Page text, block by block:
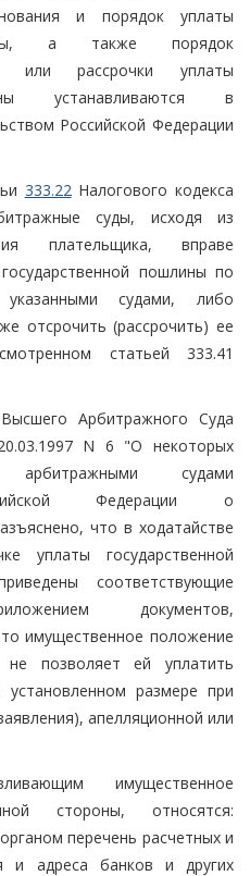
и порядок уплаты
а также порядок
или рассрочки уплаты
устанавливаются в
Российской Федерации
333.22 Налогового кодекса
суды, исходя из
плательщика, вправе
пошлины по
судами, либо
отсрочить (рассрочить) ее
статьей 333.41
Арбитражного Суда
N 6 "О некоторых
арбитражными судами
Федерации о
что в ходатайстве
уплаты государственной
соответствующие
документов,
имущественное положение
не позволяет ей уплатить
размере при
апелляционной или
имущественное
стороны, относятся:
перечень расчетных и
и адреса банков и других